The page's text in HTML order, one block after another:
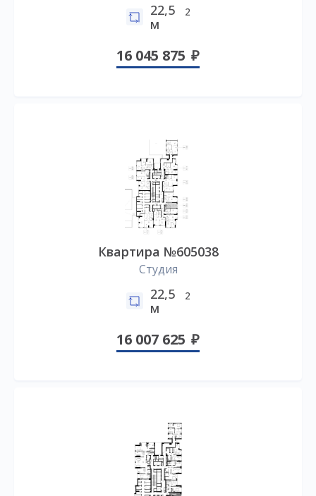
22,5
м
2
16 045 875
Квартира №605038
Студия
22,5
м
2
16 007 625